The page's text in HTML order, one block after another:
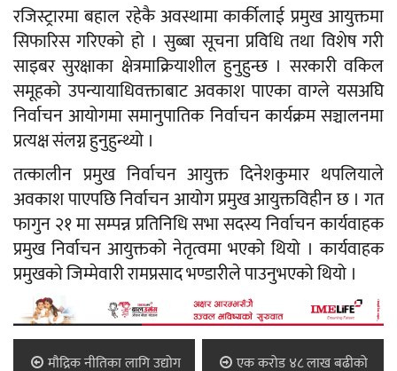
रजिस्ट्रारमा बहाल रहेकै अवस्थामा कार्कीलाई प्रमुख आयुक्तमा
सिफारिस गरिएको हो । सुब्बा सूचना प्रविधि तथा विशेष गरी
साइबर सुरक्षाका क्षेत्रमाक्रियाशील हुनुहुन्छ । सरकारी वकिल
समूहको उपन्यायाधिवक्ताबाट अवकाश पाएका वाग्ले यसअघि
निर्वाचन आयोगमा समानुपातिक निर्वाचन कार्यक्रम सञ्चालनमा
प्रत्यक्ष संलग्न हुनुहुन्थ्यो ।
तत्कालीन प्रमुख निर्वाचन आयुक्त दिनेशकुमार थपलियाले
अवकाश पाएपछि निर्वाचन आयोग प्रमुख आयुक्तविहीन छ । गत
फागुन २१ मा सम्पन्न प्रतिनिधि सभा सदस्य निर्वाचन कार्यवाहक
प्रमुख निर्वाचन आयुक्तको नेतृत्वमा भएको थियो । कार्यवाहक
प्रमुखको जिम्मेवारी रामप्रसाद भण्डारीले पाउनुभएको थियो ।
मौद्रिक नीतिका लागि उद्योग एक करोड ४८ लाख बढीको